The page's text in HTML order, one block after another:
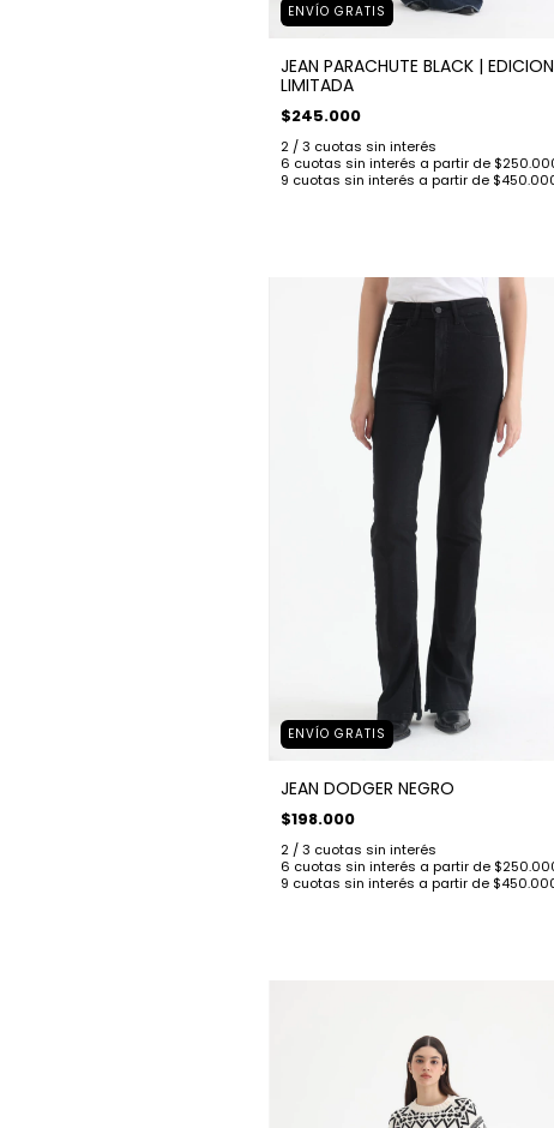
ENVÍO GRATIS
JEAN PARACHUTE BLACK | EDICION
LIMITADA
$245.000
ENVÍO GRATIS
JEAN DODGER NEGRO
$198.000